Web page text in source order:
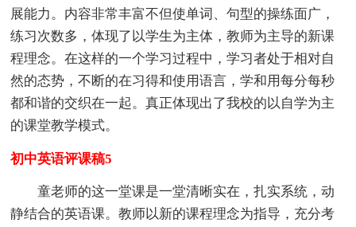
展能力。内容非常丰富不但使单词、句型的操练面广，
练习次数多，体现了以学生为主体，教师为主导的新课
程理念。在这样的一个学习过程中，学习者处于相对自
然的态势，不断的在习得和使用语言，学和用每分每秒
都和谐的交织在一起。真正体现出了我校的以自学为主
的课堂教学模式。
初中英语评课稿5
童老师的这一堂课是一堂清晰实在，扎实系统，动
静结合的英语课。教师以新的课程理念为指导，充分考